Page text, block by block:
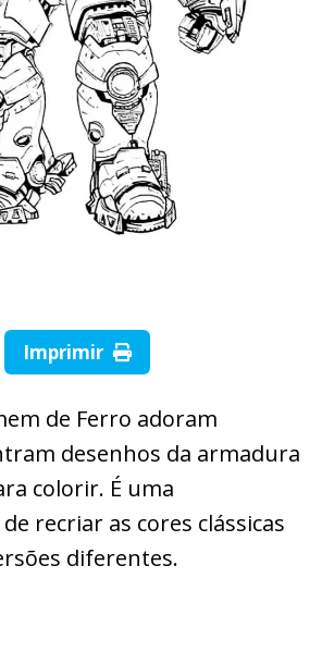
Imprimir
de Ferro adoram
desenhos da armadura
colorir. É uma
recriar as cores clássicas
diferentes.